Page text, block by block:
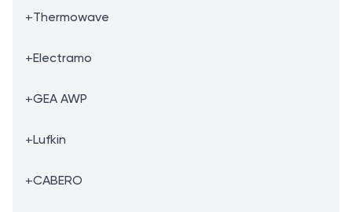
+Thermowave
+Electramo
+GEA AWP
+Lufkin
+CABERO